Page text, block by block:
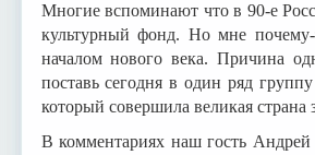
Многие вспоминают что в 90-е
культурный фонд. Но мне почему-
началом нового века. Причина
поставь сегодня в один ряд
который совершила великая страна
В комментариях наш гость